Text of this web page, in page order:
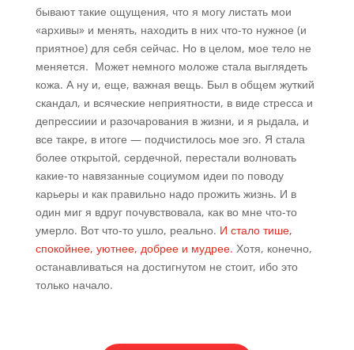
бывают такие ощущения, что я могу листать мои
«архивы» и менять, находить в них что-то нужное (и
приятное) для себя сейчас. Но в целом, мое тело не
меняется. Может немного моложе стала выглядеть
кожа. А ну и, еще, важная вещь. Был в общем жуткий
скандал, и всяческие неприятности, в виде стресса и
депрессиии и разочарования в жизни, и я рыдала, и
все такре, в итоге — подчистилось мое эго. Я стала
более открытой, сердечной, перестали волновать
какие-то навязанные социумом идеи по поводу
карьеры и как правильно надо прожить жизнь. И в
один миг я вдруг почувствовала, как во мне что-то
умерло. Вот что-то ушло, реально. И стало тише,
спокойнее, уютнее, добрее и мудрее. Хотя, конечно,
останавливаться на достигнутом не стоит, ибо это
только начало.